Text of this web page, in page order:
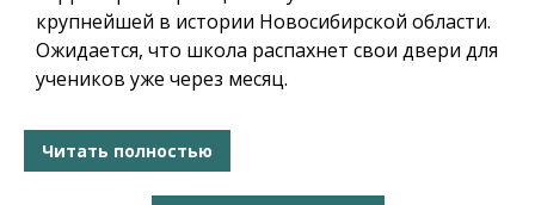
крупнейшей в истории Новосибирской области.
Ожидается, что школа распахнет свои двери для
учеников уже через месяц.
Читать полностью